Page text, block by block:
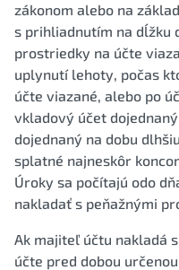
zákonom alebo na
s prihliadnutím na dĺžku
prostriedky na účte
uplynutí lehoty, počas
účte viazané, alebo po
vkladový účet
dojednaný na dobu
splatné najneskôr
Úroky sa počítajú odo
nakladať s peňažnými
Ak majiteľ účtu nakladá
účte pred dobou